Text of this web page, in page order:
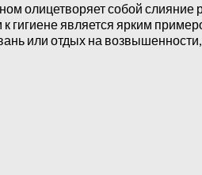
олицетворяет собой
гигиене является ярким
или отдых на